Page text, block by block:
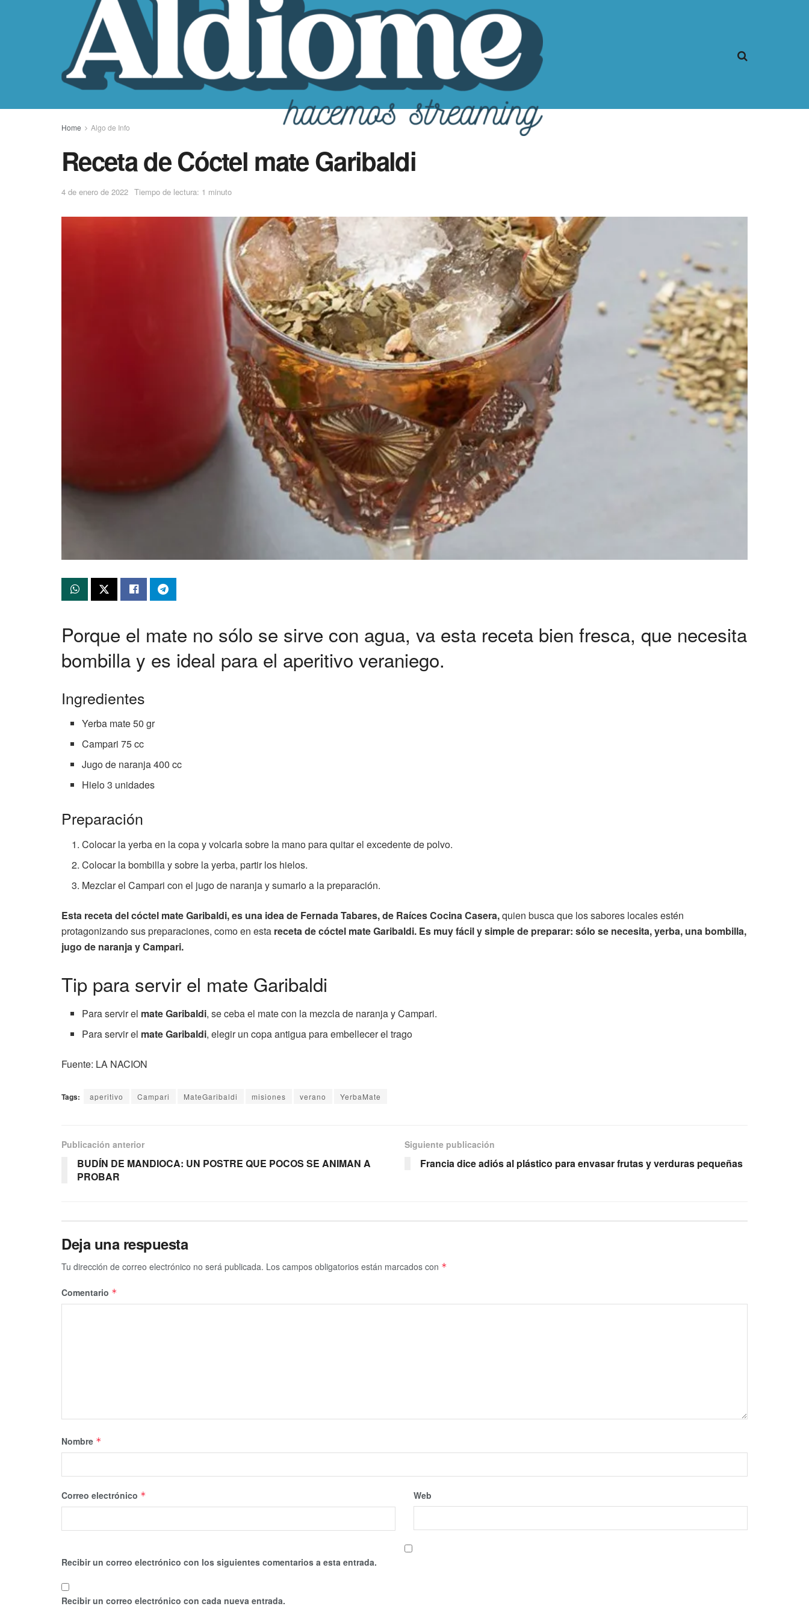
Home Algo de Info
Receta de Cóctel mate Garibaldi
4 de enero de 2022 Tiempo de lectura: 1 minuto
Porque el mate no sólo se sirve con agua, va esta receta bien fresca, que necesita
bombilla y es ideal para el aperitivo veraniego.
Ingredientes
Yerba mate 50 gr
Campari 75 cc
Jugo de naranja 400 cc
Hielo 3 unidades
Preparación
Colocar la yerba en la copa y volcarla sobre la mano para quitar el excedente de polvo.
Colocar la bombilla y sobre la yerba, partir los hielos.
Mezclar el Campari con el jugo de naranja y sumarlo a la preparación.
Esta receta del cóctel mate Garibaldi, es una idea de Fernada Tabares, de Raíces Cocina Casera,quien busca que los sabores locales estén
protagonizando sus preparaciones, como en esta receta de cóctel mate Garibaldi. Es muy fácil y simple de preparar: sólo se necesita, yerba, una bombilla,
jugo de naranja y Campari.
Tip para servir el mate Garibaldi
Para servir el mate Garibaldi, se ceba el mate con la mezcla de naranja y Campari.
Para servir el mate Garibaldi, elegir un copa antigua para embellecer el trago
Fuente: LA NACION
Tags: aperitivo Campari MateGaribaldi misiones verano YerbaMate
Publicación anterior
BUDÍN DE MANDIOCA: UN POSTRE QUE POCOS SE ANIMAN A
PROBAR
Siguiente publicación
Francia dice adiós al plástico para envasar frutas y verduras pequeñas
Deja una respuesta
Tu dirección de correo electrónico no será publicada. Los campos obligatorios están marcados con *
Comentario *
Nombre *
Correo electrónico * Web
Recibir un correo electrónico con los siguientes comentarios a esta entrada.
Recibir un correo electrónico con cada nueva entrada.